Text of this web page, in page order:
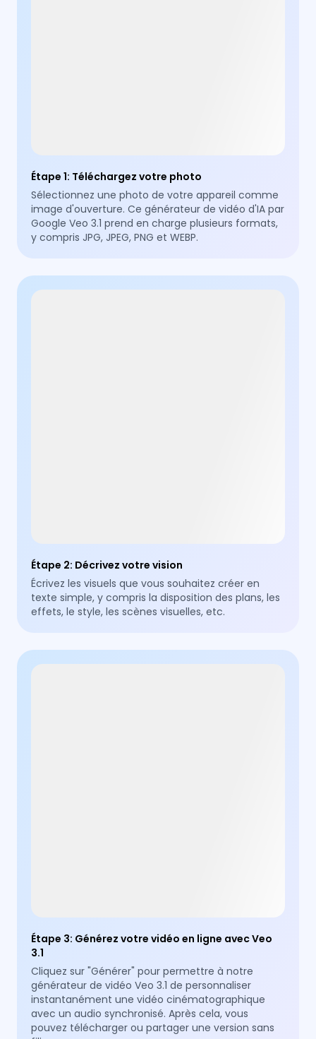
Étape 1: Téléchargez votre photo
Sélectionnez une photo de votre appareil comme
image d'ouverture. Ce générateur de vidéo d'IA par
Google Veo 3.1 prend en charge plusieurs formats,
y compris JPG, JPEG, PNG et WEBP.
Étape 2: Décrivez votre vision
Écrivez les visuels que vous souhaitez créer en
texte simple, y compris la disposition des plans, les
effets, le style, les scènes visuelles, etc.
Étape 3: Générez votre vidéo en ligne avec Veo
3.1
Cliquez sur "Générer" pour permettre à notre
générateur de vidéo Veo 3.1 de personnaliser
instantanément une vidéo cinématographique
avec un audio synchronisé. Après cela, vous
pouvez télécharger ou partager une version sans